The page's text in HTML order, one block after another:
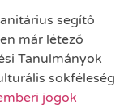
segítő
már létező
Tanulmányok
sokféleség
jogok